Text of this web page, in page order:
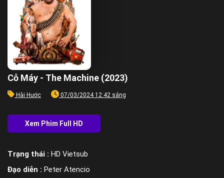
Cỗ Máy - The Machine (2023)
Hài Hước 07/03/2024 12:42 sáng
Trạng thái : HD Vietsub
Đạo diễn : Peter Atencio